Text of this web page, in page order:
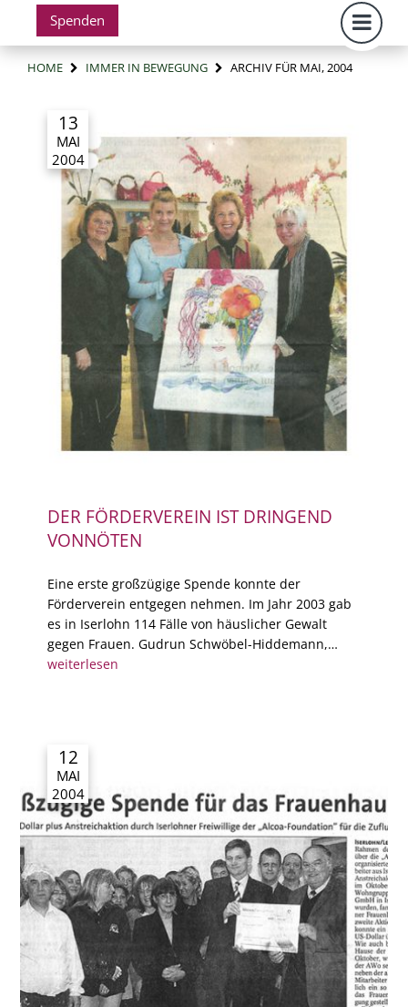
HOME IMMER IN BEWEGUNG ARCHIV FÜR MAI, 2004
13
MAI
2004
DER FÖRDERVEREIN IST DRINGEND
VONNÖTEN
Eine erste großzügige Spende konnte der
Förderverein entgegen nehmen. Im Jahr 2003 gab
es in Iserlohn 114 Fälle von häuslicher Gewalt
gegen Frauen. Gudrun Schwöbel-Hiddemann,…
weiterlesen
12
MAI
2004
Spenden